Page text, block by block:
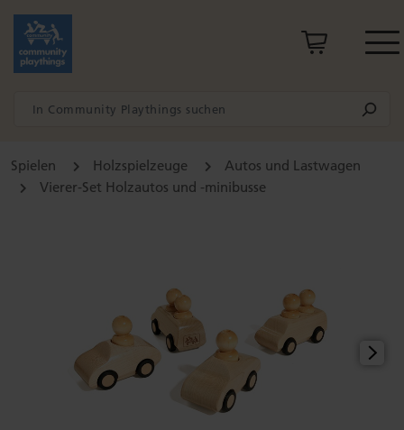
Spielen Holzspielzeuge
Autos und Lastwagen
Vierer-Set Holzautos und -minibusse